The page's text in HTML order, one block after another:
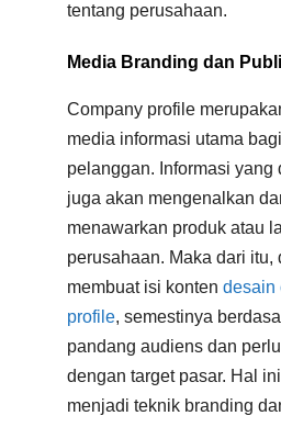
tentang perusahaan.
Media Branding dan
Company profile
media informasi utama
pelanggan. Informasi yang
juga akan mengenalkan
menawarkan produk atau
perusahaan. Maka dari itu,
membuat isi konten desain
profile, semestinya
pandang audiens dan
dengan target pasar. Hal
menjadi teknik branding